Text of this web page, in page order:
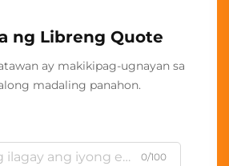
ng Libreng Quote
ay makikipag-ugnayan sa
madaling panahon.
0/100